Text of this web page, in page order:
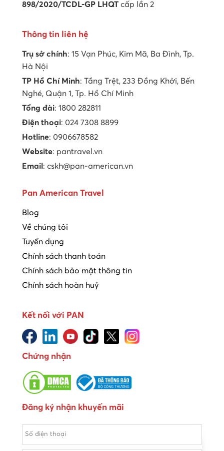
898/2020/TCDL-GP LHQT cấp lần 2
Thông tin liên hệ
Trụ sở chính: 15 Vạn Phúc, Kim Mã, Ba Đình, Tp.
Hà Nội
TP Hồ Chí Minh: Tầng Trệt, 233 Đồng Khởi, Bến
Nghé, Quận 1, Tp. Hồ Chí Minh
Tổng đài: 1800 282811
Điện thoại: 024 7308 8899
Hotline: 0906678582
Website: pantravel.vn
Email : cskh@pan-american.vn
Pan American Travel
Blog
Về chúng tôi
Tuyển dụng
Chính sách thanh toán
Chính sách bảo mật thông tin
Chính sách hoàn huỷ
Kết nối với PAN
Chứng nhận
Đăng ký nhận khuyến mãi